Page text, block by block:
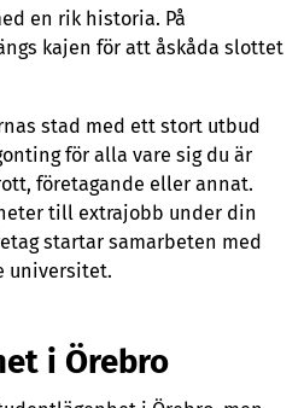
en rik historia. På
kajen för att åskåda slottet
stad med ett stort utbud
för alla vare sig du är
företagande eller annat.
till extrajobb under din
startar samarbeten med
universitet.
i Örebro